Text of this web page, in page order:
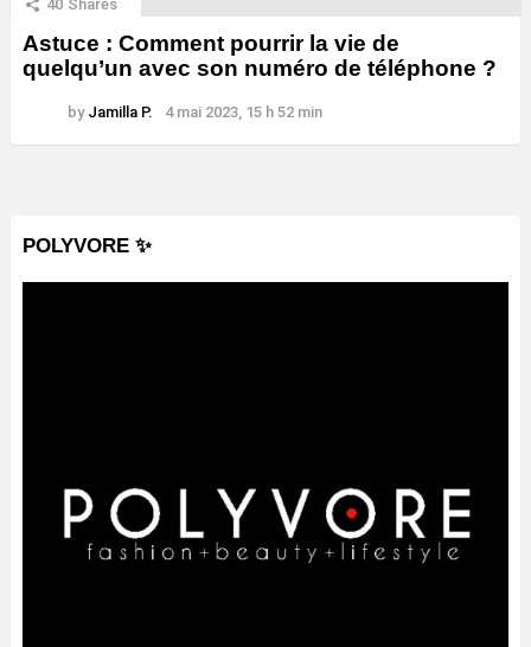
40 Shares
Astuce : Comment pourrir la vie de
quelqu’un avec son numéro de téléphone ?
by Jamilla P. 4 mai 2023, 15 h 52 min
POLYVORE ✨